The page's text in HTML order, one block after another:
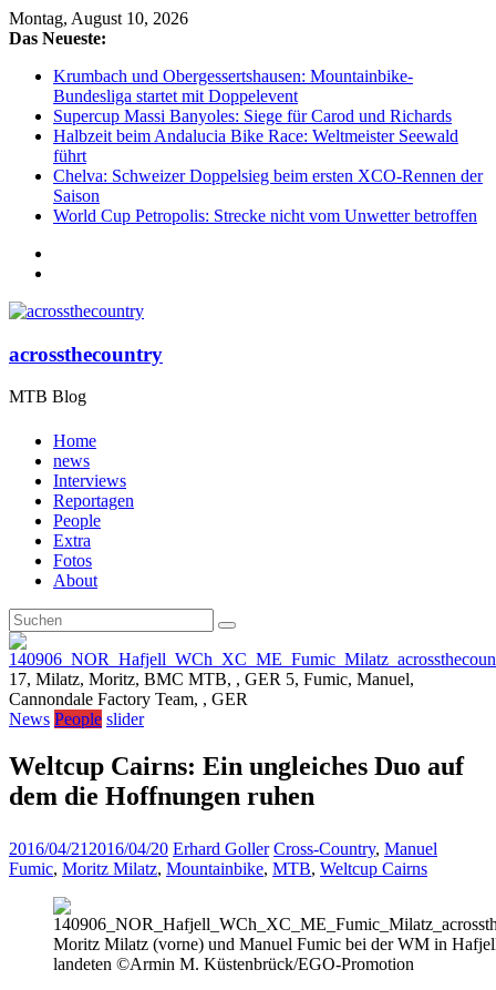
Montag, August 10, 2026
Das Neueste:
Krumbach und Obergessertshausen: Mountainbike-
Bundesliga startet mit Doppelevent
Supercup Massi Banyoles: Siege für Carod und Richards
Halbzeit beim Andalucia Bike Race: Weltmeister Seewald
führt
Chelva: Schweizer Doppelsieg beim ersten XCO-Rennen der
Saison
World Cup Petropolis: Strecke nicht vom Unwetter betroffen
acrossthecountry
MTB Blog
Home
news
Interviews
Reportagen
People
Extra
Fotos
About
17, Milatz, Moritz, BMC MTB, , GER 5, Fumic, Manuel,
Cannondale Factory Team, , GER
News People slider
Weltcup Cairns: Ein ungleiches Duo auf
dem die Hoffnungen ruhen
2016/04/21 2016/04/20 Erhard Goller Cross-Country, Manuel
Fumic, Moritz Milatz, Mountainbike, MTB, Weltcup Cairns
Moritz Milatz (vorne) und Manuel Fumic bei der WM in
landeten ©Armin M. Küstenbrück/EGO-Promotion